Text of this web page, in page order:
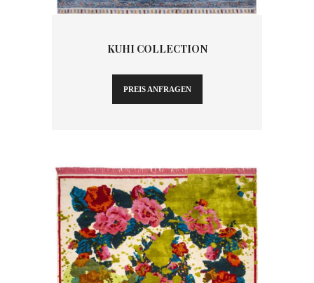
KUHI COLLECTION
PREIS ANFRAGEN